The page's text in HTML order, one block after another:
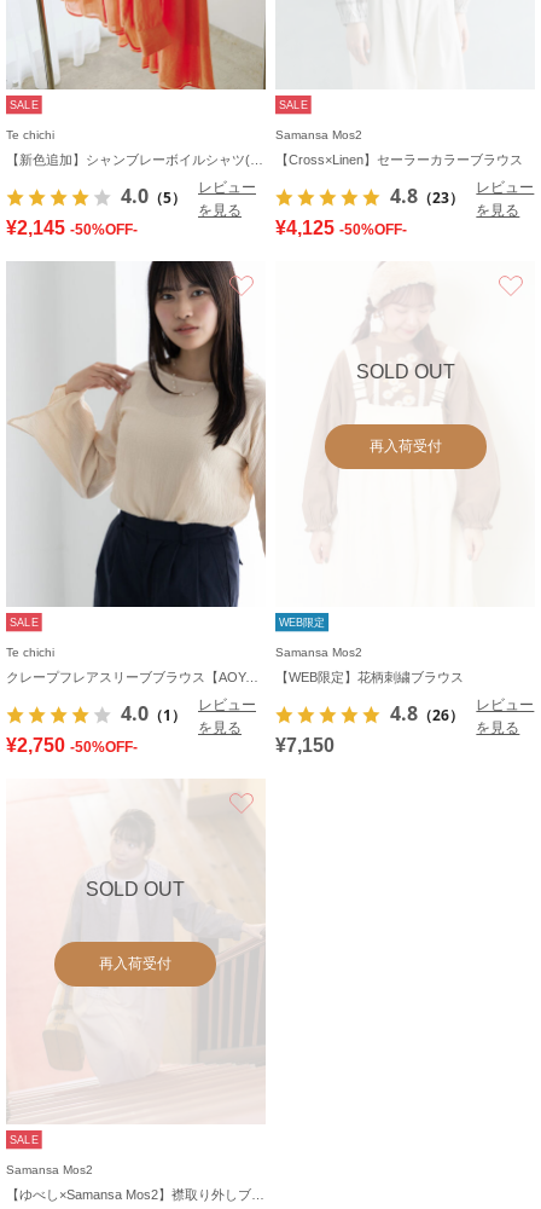
SALE
Te chichi
4.0 （5）
レビュー
を見る
¥2,145 -50%OFF-
SALE
Samansa Mos2
【Cross×Linen】セーラーカラーブラウス
4.8 （23）
レビュー
を見る
¥4,125 -50%OFF-
SALE
Te chichi
クレープフレアスリーブブラウス【AOYAMA FASHION ASSOCIATION × Té chichi】
4.0 （1）
レビュー
を見る
¥2,750 -50%OFF-
SOLD OUT
再入荷受付
WEB限定
Samansa Mos2
【WEB限定】花柄刺繍ブラウス
4.8 （26）
レビュー
を見る
¥7,150
SOLD OUT
再入荷受付
SALE
Samansa Mos2